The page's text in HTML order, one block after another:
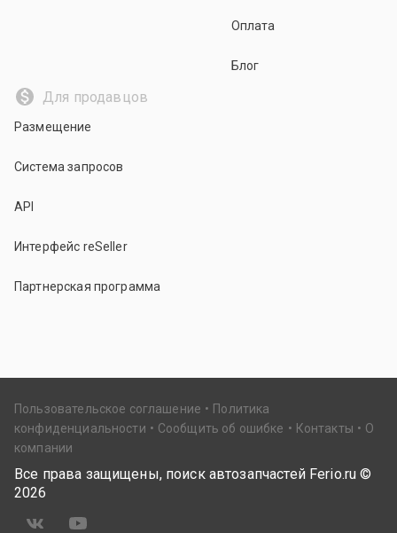
Оплата
Блог
Для продавцов
Размещение
Система запросов
API
Интерфейс reSeller
Партнерская программа
Пользовательское соглашение
Политика
конфиденциальности
Сообщить об ошибке Контакты
О
компании
Все права защищены, поиск автозапчастей Ferio.ru ©
2026